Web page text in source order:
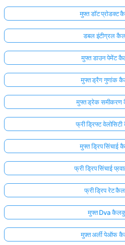
मुफ्त डॉट
डबल इंटीग्रल
मुफ्त डाउन पेमेंट
मुफ्त ड्रैग गुणांक
मुफ्त ड्रेक
फ्री ड्रिफ्ट
मुफ्त ड्रिप सिंचाई
फ्री ड्रिप सिंचाई
फ्री ड्रिप रेट
मुफ्त Dva
मुफ़्त अर्ली पेऑफ